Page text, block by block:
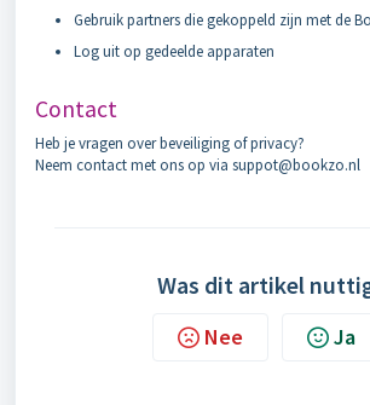
Gebruik partners die gekoppeld zijn met de
Log uit op gedeelde apparaten
Contact
Heb je vragen over beveiliging of privacy?
Neem contact met ons op via suppot@bookzo.nl
Was dit artikel
Nee Ja